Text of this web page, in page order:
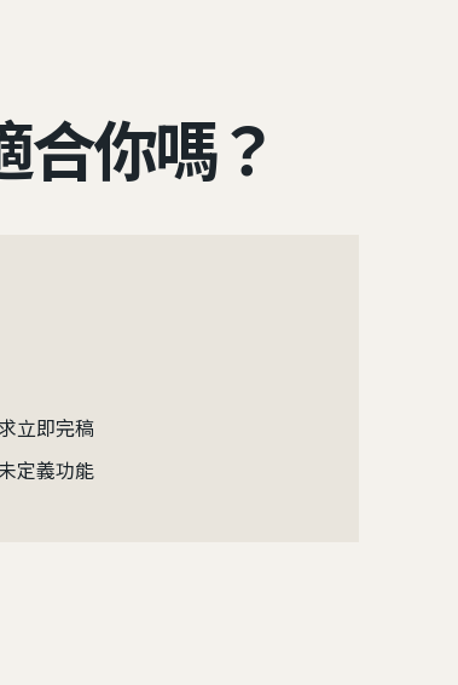
你嗎？
立即完稿
定義功能